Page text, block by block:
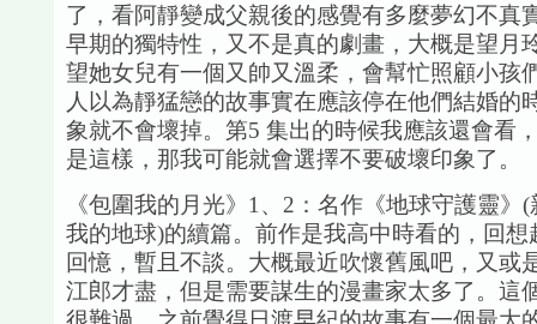
了，看阿靜變成父親後的感覺有多麼夢幻不真
早期的獨特性，又不是真的劇畫，大概是望月
望她女兒有一個又帥又溫柔，會幫忙照顧小孩
人以為靜猛戀的故事實在應該停在他們結婚的
象就不會壞掉。第5 集出的時候我應該還會看
是這樣，那我可能就會選擇不要破壞印象了。
《包圍我的月光》1、2：名作《地球守護靈》
我的地球)的續篇。前作是我高中時看的，回想
回憶，暫且不談。大概最近吹懷舊風吧，又或
江郎才盡，但是需要謀生的漫畫家太多了。這